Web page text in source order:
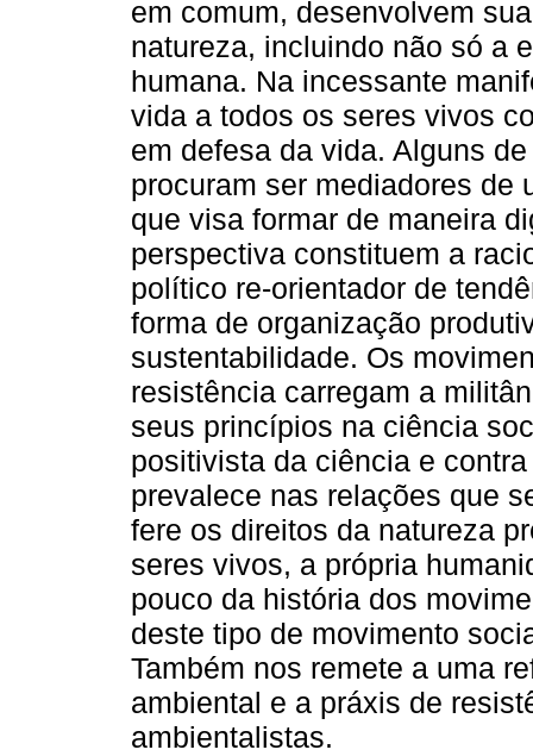
em comum, desenvolvem
natureza, incluindo não só a
humana. Na incessante
vida a todos os seres vivos
em defesa da vida. Alguns
procuram ser mediadores de
que visa formar de maneira
perspectiva constituem a
político re-orientador de
forma de organização
sustentabilidade. Os
resistência carregam a
seus princípios na ciência
positivista da ciência e
prevalece nas relações que
fere os direitos da natureza
seres vivos, a própria
pouco da história dos
deste tipo de movimento
Também nos remete a uma
ambiental e a práxis de
ambientalistas.